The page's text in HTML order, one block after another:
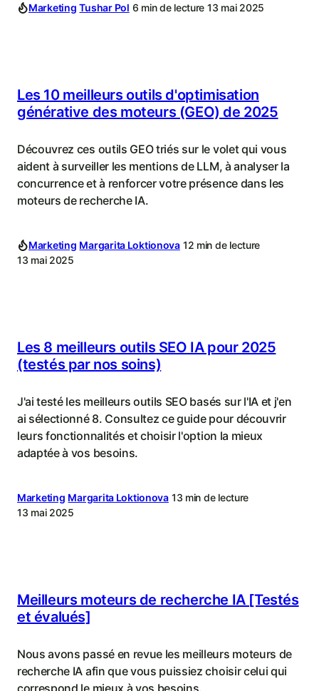
Marketing Tushar Pol 6 min de lecture 13 mai 2025
Les 10 meilleurs outils d'optimisation
générative des moteurs (GEO) de 2025
Découvrez ces outils GEO triés sur le volet qui vous
aident à surveiller les mentions de LLM, à analyser la
concurrence et à renforcer votre présence dans les
moteurs de recherche IA.
Marketing Margarita Loktionova 12 min de lecture
13 mai 2025
Les 8 meilleurs outils SEO IA pour 2025
(testés par nos soins)
J'ai testé les meilleurs outils SEO basés sur l'IA et j'en
ai sélectionné 8. Consultez ce guide pour découvrir
leurs fonctionnalités et choisir l'option la mieux
adaptée à vos besoins.
Marketing Margarita Loktionova 13 min de lecture
13 mai 2025
Meilleurs moteurs de recherche IA [Testés
et évalués]
Nous avons passé en revue les meilleurs moteurs de
recherche IA afin que vous puissiez choisir celui qui